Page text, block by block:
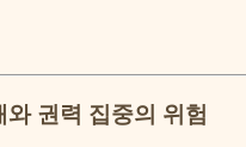
권력 집중의 위험